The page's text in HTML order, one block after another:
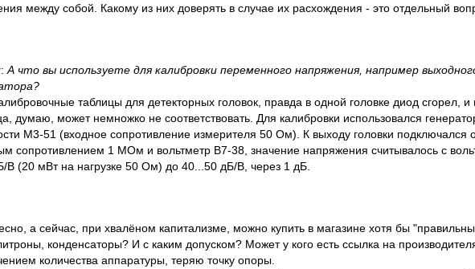
между собой. Какому из них доверять в случае их расхождения - это отдельный
: А что вы используете для калибровки переменного напряжения, например
таблицы для детекторных головок, правда в одной головке диод сгорел, и
думаю, может немножко не соответствовать. Для калибровки использовался
М3-51 (входное сопротивление измерителя 50 Ом). К выходу головки подключался
сопротивлением 1 МОм и вольтметр В7-38, значение напряжения считывалось с
В (20 мВт на нагрузке 50 Ом) до 40...50 дБ/В, через 1 дБ.
а сейчас, при хвалёном капитализме, можно купить в магазине хотя бы
конденсаторы? И с каким допуском? Может у кого есть ссылка на
количества аппаратуры, теряю точку опоры.